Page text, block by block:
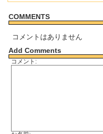
COMMENTS
コメントはありません
Add Comments
コメント: